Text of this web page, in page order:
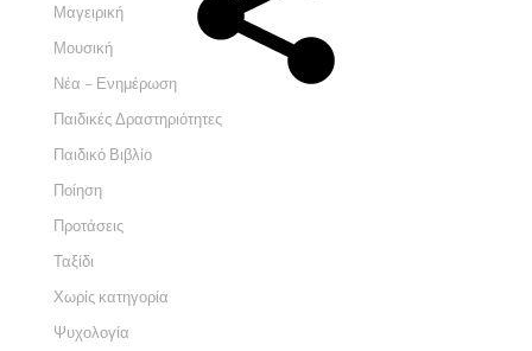
Μαγειρική
Μουσική
Νέα – Ενημέρωση
Παιδικές Δραστηριότητες
Παιδικό Βιβλίο
Ποίηση
Προτάσεις
Ταξίδι
Χωρίς κατηγορία
Ψυχολογία